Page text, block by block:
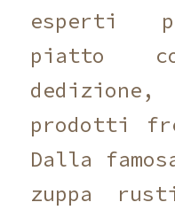
esperti
piatto
prodotti
Dalla
zuppa